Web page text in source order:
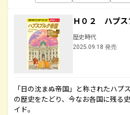
Ｈ０２ ハプス
歴史時代
2025.09.18 発売
「日の沈まぬ帝国」と称されたハプ
の歴史をたどり、今なお各国に残る
イド。